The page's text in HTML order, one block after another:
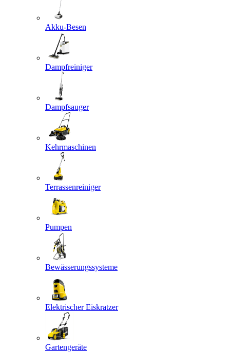
Akku-Besen
Dampfreiniger
Dampfsauger
Kehrmaschinen
Terrassenreiniger
Pumpen
Bewässerungssysteme
Elektrischer Eiskratzer
Gartengeräte